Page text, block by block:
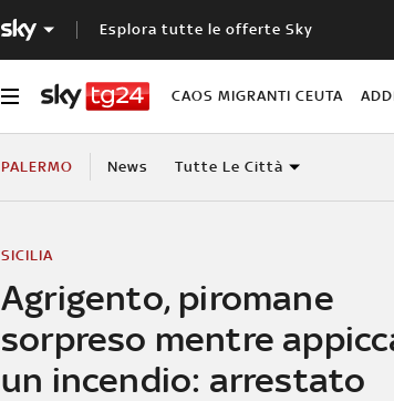
Esplora tutte le offerte Sky
CAOS MIGRANTI CEUTA
PALERMO News Tutte Le Città
Agrigento, piromane
sorpreso mentre
un incendio: arrestato
SICILIA